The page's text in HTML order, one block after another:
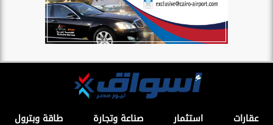
عقارات استثمار صناعة وتجارة طاقة وبترول